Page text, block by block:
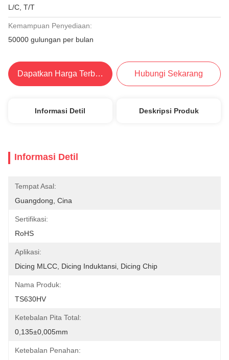
L/C, T/T
Kemampuan Penyediaan:
50000 gulungan per bulan
Dapatkan Harga Terbaik Hubungi Sekarang
Informasi Detil Deskripsi Produk
Informasi Detil
Tempat Asal:
Guangdong, Cina
Sertifikasi:
RoHS
Aplikasi:
Dicing MLCC, Dicing Induktansi, Dicing Chip
Nama Produk:
TS630HV
Ketebalan Pita Total:
0,135±0,005mm
Ketebalan Penahan: